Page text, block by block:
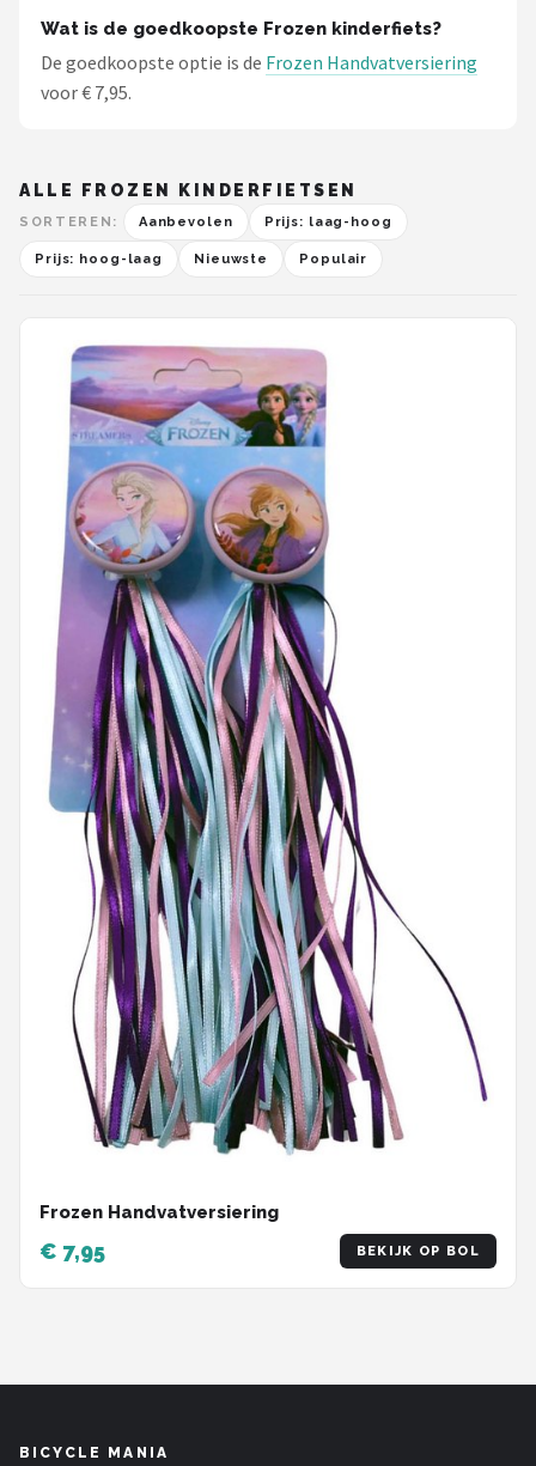
Alle merken →
Wat is de goedkoopste Frozen kinderfiets?
De goedkoopste optie is de Frozen Handvatversiering
voor € 7,95.
ALLE FROZEN KINDERFIETSEN
SORTEREN: Aanbevolen Prijs: laag-hoog
Prijs: hoog-laag Nieuwste Populair
Frozen Handvatversiering
€ 7,95 BEKIJK OP BOL
BICYCLE MANIA